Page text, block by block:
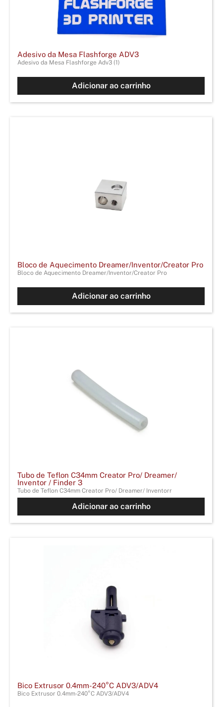
Adesivo da Mesa Flashforge ADV3
Adesivo da Mesa Flashforge Adv3 (1)
Adicionar ao carrinho
Bloco de Aquecimento Dreamer/Inventor/Creator Pro
Bloco de Aquecimento Dreamer/Inventor/Creator Pro
Adicionar ao carrinho
Tubo de Teflon C34mm Creator Pro/ Dreamer/
Inventor / Finder 3
Tubo de Teflon C34mm Creator Pro/ Dreamer/ Inventorr
Adicionar ao carrinho
Bico Extrusor 0.4mm-240°C ADV3/ADV4
Bico Extrusor 0.4mm-240°C ADV3/ADV4